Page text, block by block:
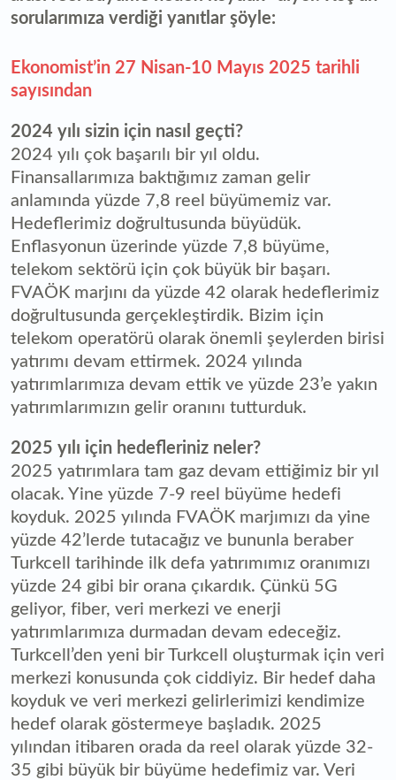
sorularımıza verdiği yanıtlar şöyle:
Ekonomist’in 27 Nisan-10 Mayıs 2025 tarihli
sayısından
2024 yılı sizin için nasıl geçti?
2024 yılı çok başarılı bir yıl oldu.
Finansallarımıza baktığımız zaman gelir
anlamında yüzde 7,8 reel büyümemiz var.
Hedeflerimiz doğrultusunda büyüdük.
Enflasyonun üzerinde yüzde 7,8 büyüme,
telekom sektörü için çok büyük bir başarı.
FVAÖK marjını da yüzde 42 olarak hedeflerimiz
doğrultusunda gerçekleştirdik. Bizim için
telekom operatörü olarak önemli şeylerden birisi
yatırımı devam ettirmek. 2024 yılında
yatırımlarımıza devam ettik ve yüzde 23’e yakın
yatırımlarımızın gelir oranını tutturduk.
2025 yılı için hedefleriniz neler?
2025 yatırımlara tam gaz devam ettiğimiz bir yıl
olacak. Yine yüzde 7-9 reel büyüme hedefi
koyduk. 2025 yılında FVAÖK marjımızı da yine
yüzde 42’lerde tutacağız ve bununla beraber
Turkcell tarihinde ilk defa yatırımımız oranımızı
yüzde 24 gibi bir orana çıkardık. Çünkü 5G
geliyor, fiber, veri merkezi ve enerji
yatırımlarımıza durmadan devam edeceğiz.
Turkcell’den yeni bir Turkcell oluşturmak için veri
merkezi konusunda çok ciddiyiz. Bir hedef daha
koyduk ve veri merkezi gelirlerimizi kendimize
hedef olarak göstermeye başladık. 2025
yılından itibaren orada da reel olarak yüzde 32-
35 gibi büyük bir büyüme hedefimiz var. Veri